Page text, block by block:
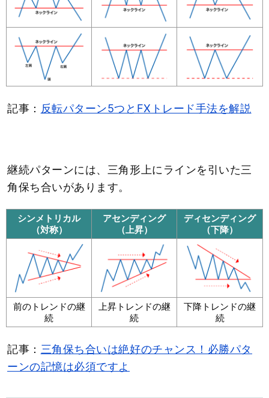
記事： 反転パターン5つとFXトレード手法を解説
継続パターンには、三角形上にラインを引いた三
角保ち合いがあります。
シンメトリカル
（対称）
アセンディング
（上昇）
ディセンディング
（下降）
前のトレンドの継
続
上昇トレンドの継
続
下降トレンドの継
続
記事： 三角保ち合いは絶好のチャンス！必勝パタ
ーンの記憶は必須ですよ